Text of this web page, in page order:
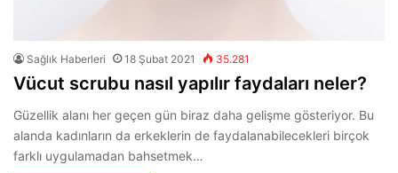
Sağlık Haberleri 18 Şubat 2021 35.281
Vücut scrubu nasıl yapılır faydaları neler?
Güzellik alanı her geçen gün biraz daha gelişme gösteriyor. Bu
alanda kadınların da erkeklerin de faydalanabilecekleri birçok
farklı uygulamadan bahsetmek…